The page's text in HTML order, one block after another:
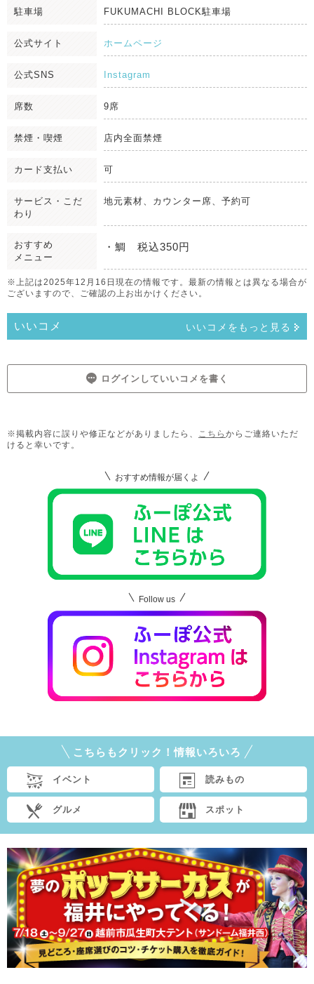
駐車場 FUKUMACHI BLOCK駐車場
公式サイト ホームページ
公式SNS Instagram
席数 9席
禁煙・喫煙 店内全面禁煙
カード支払い 可
サービス・こだ
わり
地元素材、カウンター席、予約可
おすすめ
メニュー
・鯛 税込350円
※上記は2025年12月16日現在の情報です。最新の情報とは異なる場合が
ございますので、ご確認の上お出かけください。
いいコメ いいコメをもっと見る
ログインしていいコメを書く
※掲載内容に誤りや修正などがありましたら、 こちら からご連絡いただ
けると幸いです。
おすすめ情報が届くよ
Follow us
こちらもクリック！情報いろいろ
イベント 読みもの
グルメ スポット